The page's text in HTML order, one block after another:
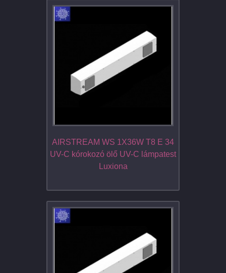
AIRSTREAM WS 1X36W T8 E 34
UV-C kórokozó ölő UV-C lámpatest
Luxiona